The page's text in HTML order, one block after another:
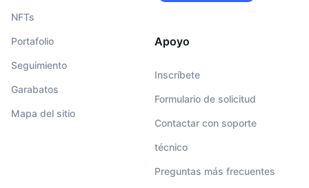
NFTs
Portafolio
Seguimiento
Garabatos
Mapa del sitio
Apoyo
Inscríbete
Formulario de solicitud
Contactar con soporte
técnico
Preguntas más frecuentes